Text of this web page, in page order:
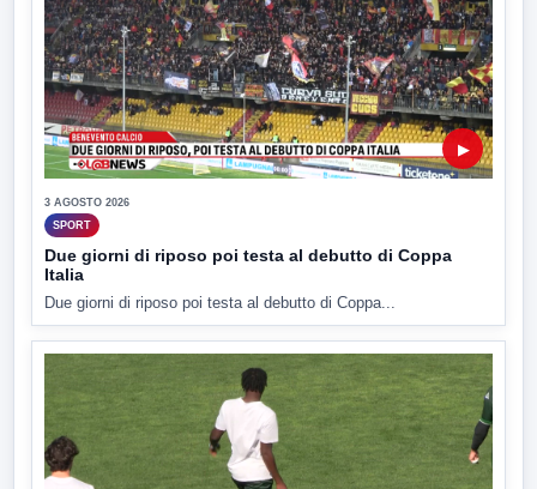
▶
3 AGOSTO 2026
SPORT
Due giorni di riposo poi testa al debutto di Coppa
Italia
Due giorni di riposo poi testa al debutto di Coppa...